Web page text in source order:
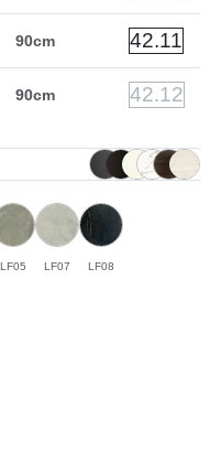
90cm 42.11
90cm 42.12
LF05 LF07 LF08